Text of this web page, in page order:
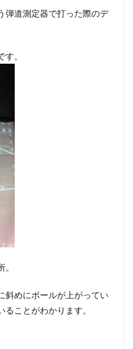
弾道測定器で打った際のデ
。
斜めにボールが上がってい
ことがわかります。